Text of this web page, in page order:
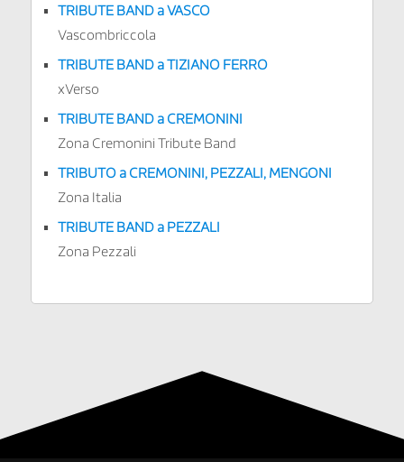
TRIBUTE BAND a VASCO
Vascombriccola
TRIBUTE BAND a TIZIANO FERRO
xVerso
TRIBUTE BAND a CREMONINI
Zona Cremonini Tribute Band
TRIBUTO a CREMONINI, PEZZALI, MENGONI
Zona Italia
TRIBUTE BAND a PEZZALI
Zona Pezzali